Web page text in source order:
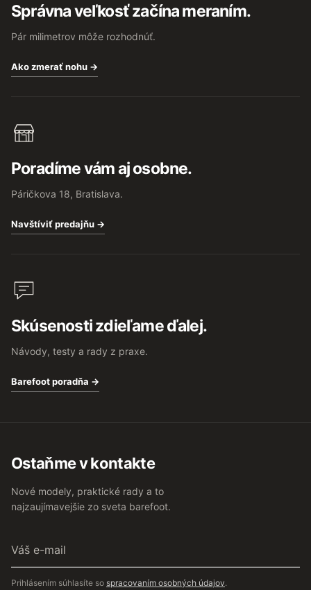
Správna veľkosť začína meraním.
Pár milimetrov môže rozhodnúť.
Ako zmerať nohu →
Poradíme vám aj osobne.
Páričkova 18, Bratislava.
Navštíviť predajňu →
Skúsenosti zdieľame ďalej.
Návody, testy a rady z praxe.
Barefoot poradňa →
Ostaňme v kontakte
Nové modely, praktické rady a to
najzaujímavejšie zo sveta barefoot.
e-
mail
Prihlásením súhlasíte so spracovaním osobných údajov.